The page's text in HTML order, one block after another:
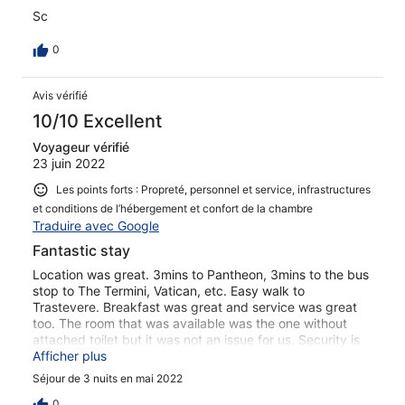
Sc
0
Avis vérifié
10/10 Excellent
Voyageur vérifié
23 juin 2022
Les points forts : Propreté, personnel et service, infrastructures
et conditions de l’hébergement et confort de la chambre
Traduire avec Google
Fantastic stay
Location was great. 3mins to Pantheon, 3mins to the bus
stop to The Termini, Vatican, etc. Easy walk to
Trastevere. Breakfast was great and service was great
too. The room that was available was the one without
attached toilet but it was not an issue for us. Security is
good. One point is that maybe the toilet should be
accessed by card rather than key but I am sure the
owner will look into that soon. Highly recommend this
Afficher plus
Séjour de 3 nuits en mai 2022